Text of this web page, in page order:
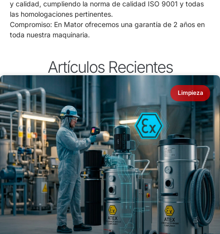
y calidad, cumpliendo la norma de calidad ISO 9001 y todas
las homologaciones pertinentes.
Compromiso: En Mator ofrecemos una garantía de 2 años en
toda nuestra maquinaria.
Artículos Recientes
Limpieza